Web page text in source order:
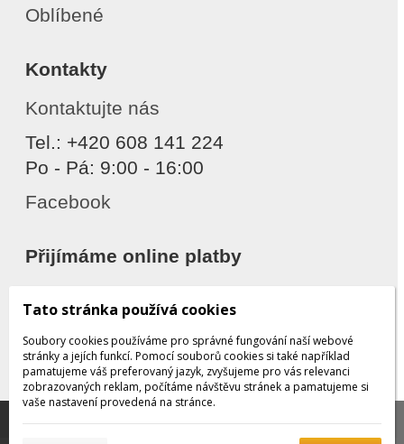
Oblíbené
Kontakty
Kontaktujte nás
Tel.: +420 608 141 224
Po - Pá: 9:00 - 16:00
Facebook
Přijímáme online platby
Děkujeme za důvěru
pomáhají poskytovat služby. Používáním našich služeb
Tato stránka používá cookies
Soubory cookies používáme pro správné fungování naší webové
stránky a jejích funkcí. Pomocí souborů cookies si také například
pamatujeme váš preferovaný jazyk, zvyšujeme pro vás relevanci
zobrazovaných reklam, počítáme návštěvu stránek a pamatujeme si
vaše nastavení provedená na stránce.